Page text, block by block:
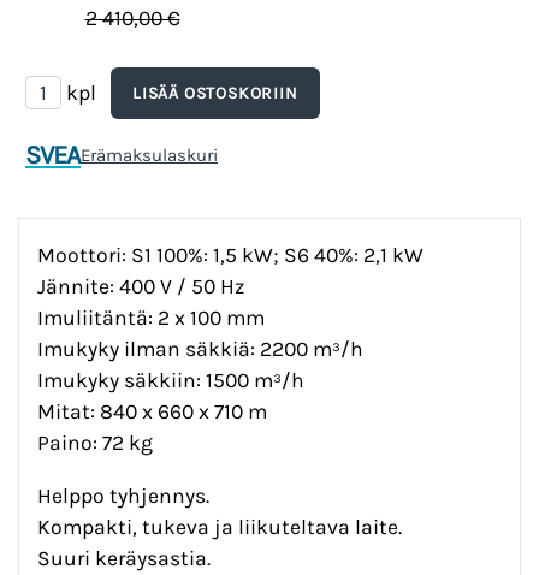
2 410,00 €
kpl
SVEAErämaksulaskuri
Moottori: S1 100%: 1,5 kW; S6 40%: 2,1 kW
Jännite: 400 V / 50 Hz
Imuliitäntä: 2 x 100 mm
Imukyky ilman säkkiä: 2200 m³/h
Imukyky säkkiin: 1500 m³/h
Mitat: 840 x 660 x 710 m
Paino: 72 kg
Helppo tyhjennys.
Kompakti, tukeva ja liikuteltava laite.
Suuri keräysastia.